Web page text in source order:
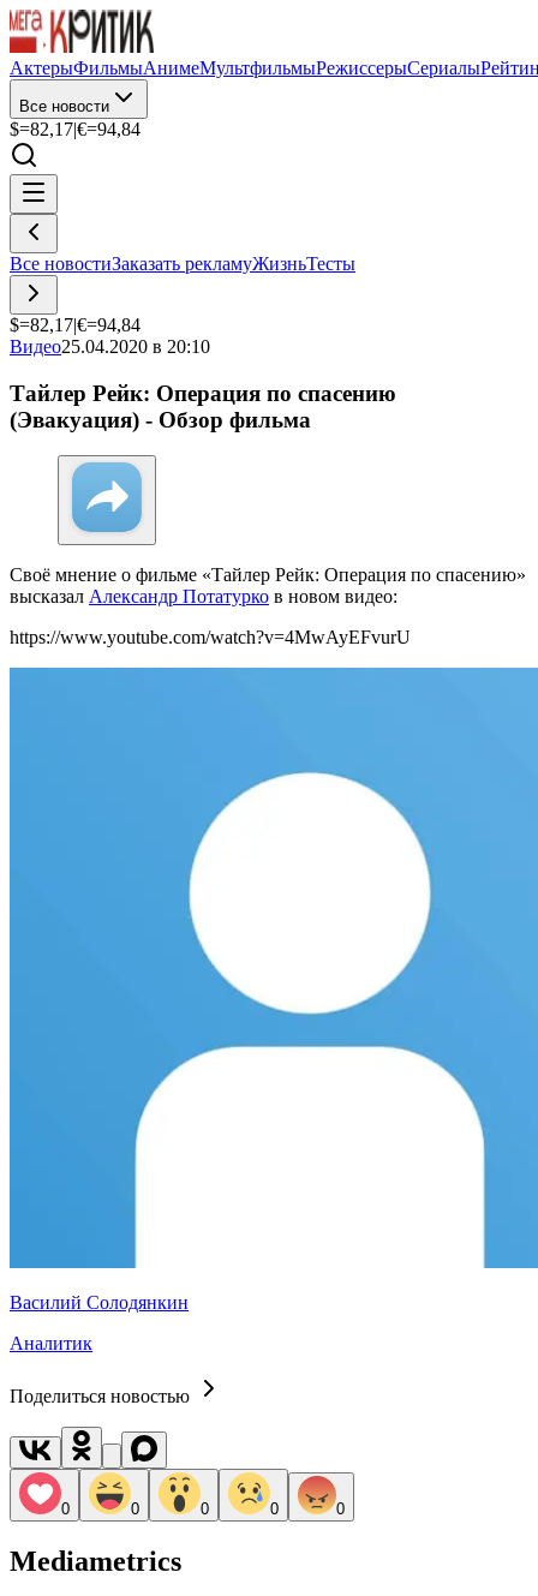
АктерыФильмыАнимеМультфильмыРежиссерыСериалы
Все новости
$=82,17|€=94,84
Все новостиЗаказать рекламуЖизньТесты
$=82,17|€=94,84
Видео25.04.2020 в 20:10
Тайлер Рейк: Операция по спасению
(Эвакуация) - Обзор фильма
Своё мнение о фильме «Тайлер Рейк: Операция по спасению»
высказал Александр Потатурко в новом видео:
https://www.youtube.com/watch?v=4MwAyEFvurU
Василий Солодянкин
Аналитик
Поделиться новостью
0 0 0 0 0
Mediametrics